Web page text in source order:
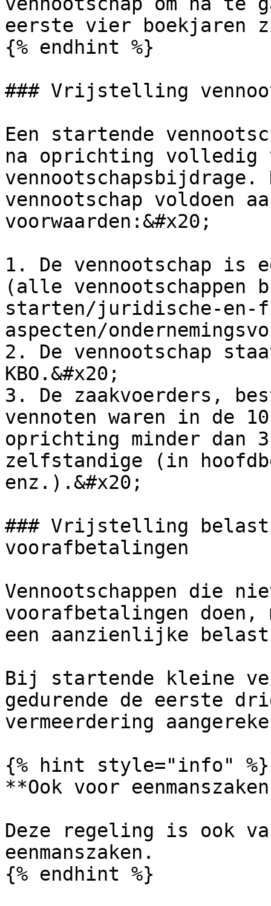
eerste vier boekjaren
{% endhint %}
### Vrijstelling
Een startende
na oprichting volledig
vennootschapsbijdrage.
vennootschap voldoen
voorwaarden:&#x20;
1. De vennootschap is
(alle vennootschappen
starten/juridische-en-
aspecten/
2. De vennootschap
KBO.&#x20;
3. De zaakvoerders,
vennoten waren in de
oprichting minder
zelfstandige (in
enz.).&#x20;
### Vrijstelling
voorafbetalingen
Vennootschappen die
voorafbetalingen doen,
een aanzienlijke
Bij startende kleine
gedurende de eerste
vermeerdering
{% hint style="info" %}
**Ook voor
Deze regeling is ook
eenmanszaken.
{% endhint %}